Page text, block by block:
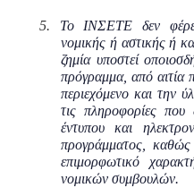
5.
Το ΙΝΣΕΤΕ δεν
νομικής ή αστικής ή
ζημία υποστεί
πρόγραμμα, από αιτία
περιεχόμενο και την
τις πληροφορίες που
έντυπου και
προγράμματος,
επιμορφωτικό
νομικών συμβουλών.